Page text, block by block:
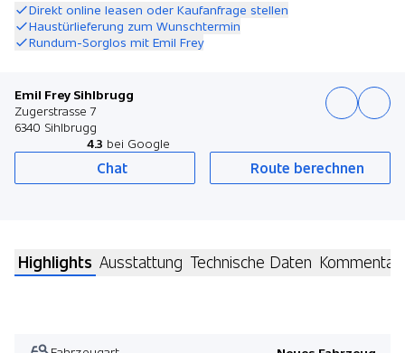
Direkt online leasen oder Kaufanfrage stellen
Haustürlieferung zum Wunschtermin
Rundum-Sorglos mit Emil Frey
Emil Frey Sihlbrugg
Zugerstrasse 7
6340 Sihlbrugg
4.3 bei Google
Chat Route berechnen
Highlights Ausstattung Technische Daten Kommentar